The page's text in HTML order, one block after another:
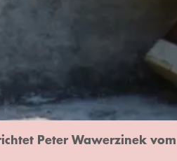
Peter Wawerzinek